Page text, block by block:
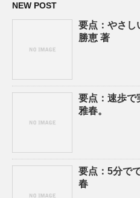
NEW POST
要点：やさし
勝恵 著
要点：速歩で
雅春。
要点：5分で
春